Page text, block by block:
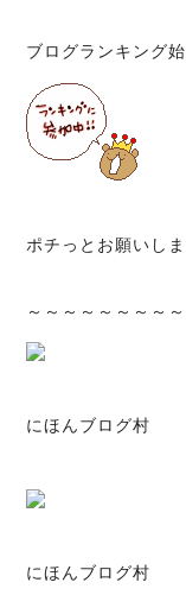
ブログランキング
ポチっとお願いし
～～～～～～～～
にほんブログ村
にほんブログ村